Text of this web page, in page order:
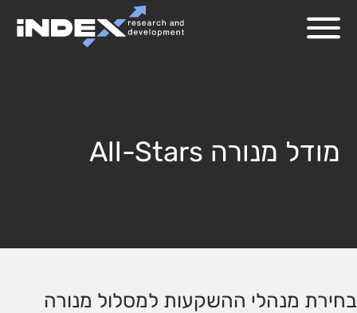
מודל מנורה All-Stars
בחירת מנהלי ההשקעות למסלול מנורה